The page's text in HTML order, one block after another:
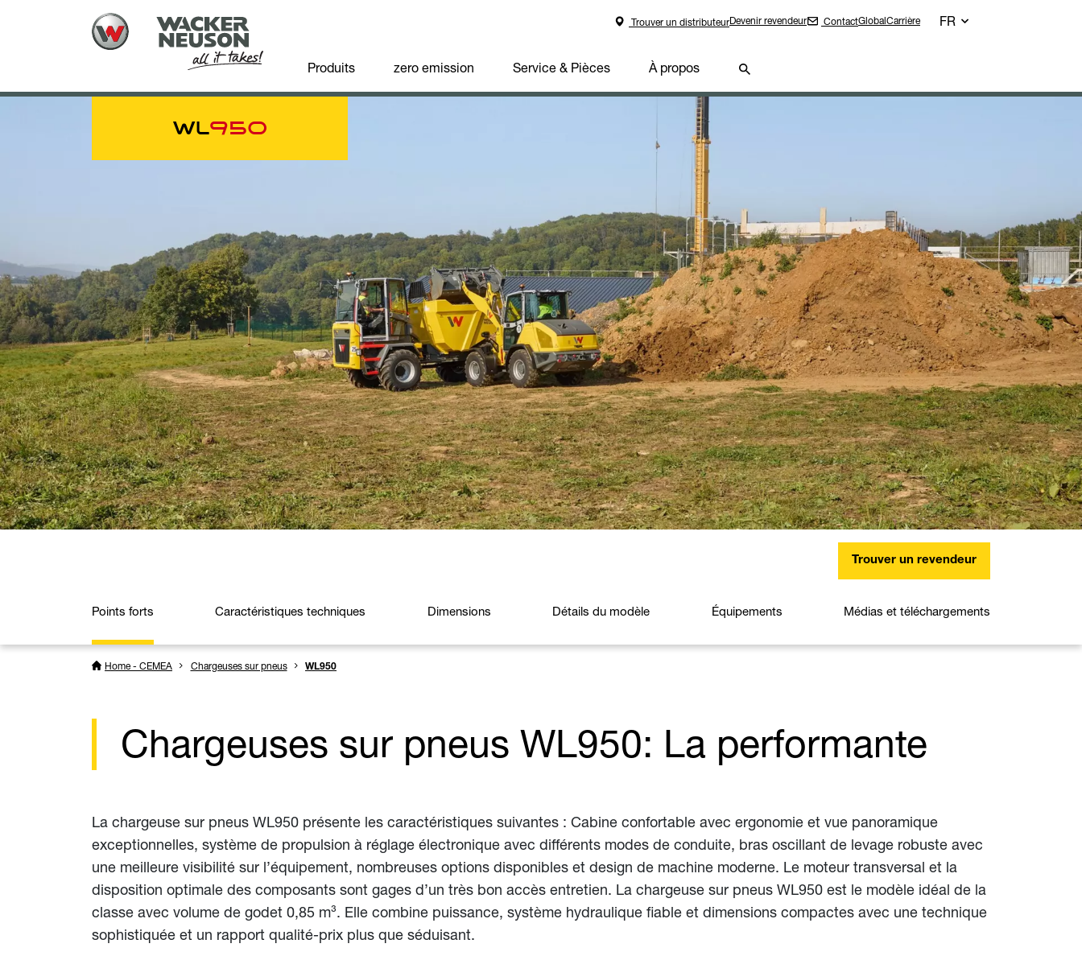
Trouver un distributeurDevenir revendeur ContactGlobalCarrière FR
Produits zero emission Service & Pièces À propos
WL950
Trouver un revendeur
Points forts Caractéristiques techniques Dimensions Détails du modèle Équipements Médias et téléchargements
Home - CEMEA Chargeuses sur pneus WL950
Chargeuses sur pneus WL950: La performante
La chargeuse sur pneus WL950 présente les caractéristiques suivantes : Cabine confortable avec ergonomie et vue panoramique
exceptionnelles, système de propulsion à réglage électronique avec différents modes de conduite, bras oscillant de levage robuste avec
une meilleure visibilité sur l’équipement, nombreuses options disponibles et design de machine moderne. Le moteur transversal et la
disposition optimale des composants sont gages d’un très bon accès entretien. La chargeuse sur pneus WL950 est le modèle idéal de la
classe avec volume de godet 0,85 m³. Elle combine puissance, système hydraulique fiable et dimensions compactes avec une technique
sophistiquée et un rapport qualité-prix plus que séduisant.